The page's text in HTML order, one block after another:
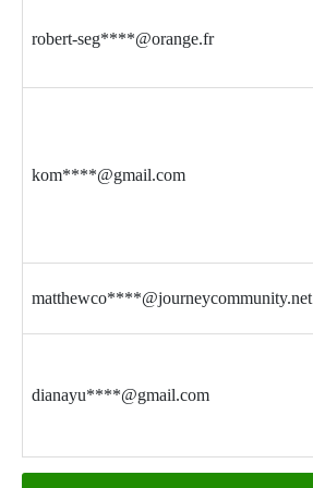
robert-seg****@orange.fr
kom****@gmail.com
matthewco****@journeycommunity.net
dianayu****@gmail.com